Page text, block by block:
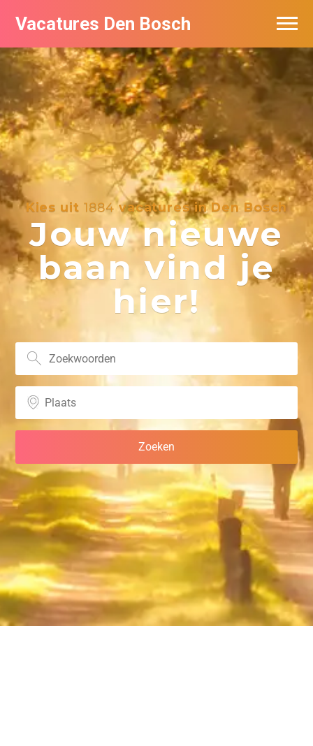
Vacatures Den Bosch
Kies uit 1884vacatures in Den Bosch
Jouw nieuwe
baan vind je
hier!
Vacatures per bedrijf in Den Bosch
De populairste vacatures in Den Bosch